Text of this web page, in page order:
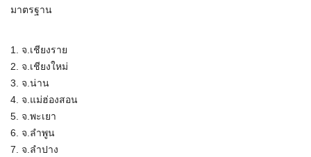
มาตรฐาน
1. จ.เชียงราย
2. จ.เชียงใหม่
3. จ.น่าน
4. จ.แม่ฮ่องสอน
5. จ.พะเยา
6. จ.ลำพูน
7. จ.ลำปาง